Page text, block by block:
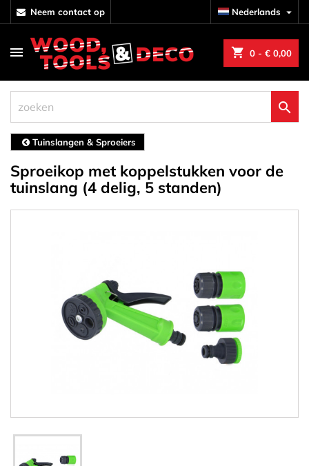
neem contact op Nederlands 
shopping_cart 0 - € 0,00

Tuinslangen & Sproeiers
Sproeikop met koppelstukken voor de
tuinslang (4 delig, 5 standen)